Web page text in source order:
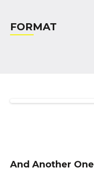
FORMAT
And Another One